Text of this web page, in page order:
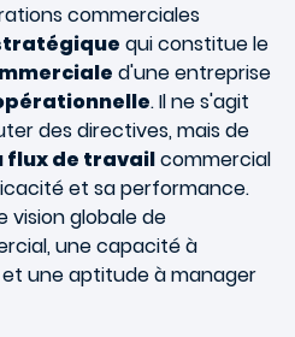
commerciales
qui constitue le
d'une entreprise
. Il ne s'agit
des directives, mais de
flux de travailcommercial
et sa performance.
vision globale de
une capacité à
une aptitude à manager